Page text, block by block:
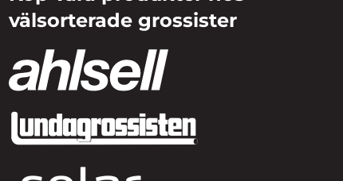
välsorterade grossister